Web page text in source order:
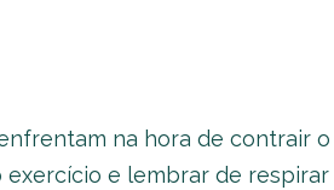
na hora de contrair o
e lembrar de respirar